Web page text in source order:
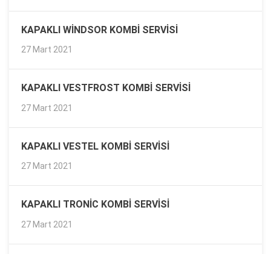
KAPAKLI WINDSOR KOMBI SERVISI
27 Mart 2021
KAPAKLI VESTFROST KOMBI SERVISI
27 Mart 2021
KAPAKLI VESTEL KOMBI SERVISI
27 Mart 2021
KAPAKLI TRONIC KOMBI SERVISI
27 Mart 2021